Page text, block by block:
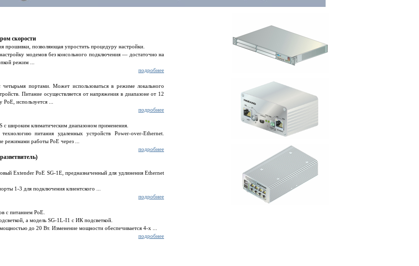
скорости
прошивки, позволяющая упростить процедуру настройки.
модемов без консольного подключения — достаточно на
режим ...
подробнее
портами. Может использоваться в режиме локального
Питание осуществляется от напряжения в диапазоне от 12
используется ...
подробнее
c широким климатическим диапазоном применения.
питания удаленных устройств Power-over-Ethernet.
режимами работы PoE через ...
подробнее
Extender PoE SG-1E, предназначенный для удлинения Ethernet
1-3 для подключения клиентского ...
подробнее
с питанием PoE.
а модель SG-1L-I1 с ИК подсветкой.
до 20 Вт. Изменение мощности обеспечивается 4-х ...
подробнее